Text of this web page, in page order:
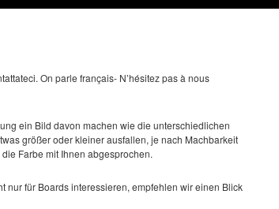
On parle français- N’hésitez pas à nous
ein Bild davon machen wie die unterschiedlichen
größer oder kleiner ausfallen, je nach Machbarkeit
Farbe mit Ihnen abgesprochen.
nur für Boards interessieren, empfehlen wir einen Blick